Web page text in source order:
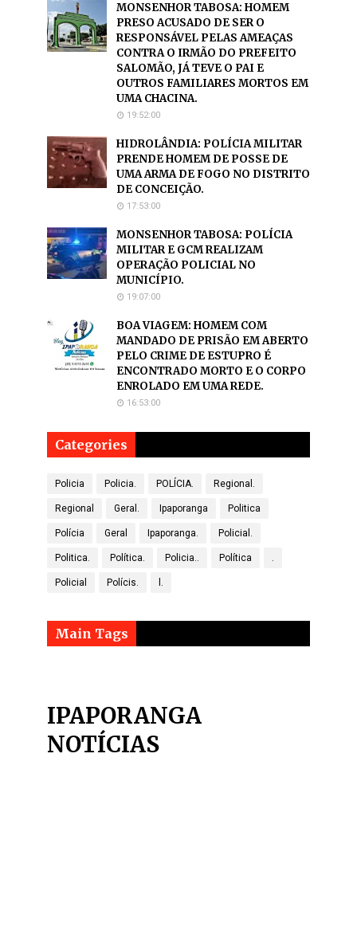
MONSENHOR TABOSA: HOMEM
PRESO ACUSADO DE SER O
RESPONSÁVEL PELAS AMEAÇAS
CONTRA O IRMÃO DO PREFEITO
SALOMÃO, JÁ TEVE O PAI E
OUTROS FAMILIARES MORTOS EM
UMA CHACINA.
19:52:00
HIDROLÂNDIA: POLÍCIA MILITAR
PRENDE HOMEM DE POSSE DE
UMA ARMA DE FOGO NO DISTRITO
DE CONCEIÇÃO.
17:53:00
MONSENHOR TABOSA: POLÍCIA
MILITAR E GCM REALIZAM
OPERAÇÃO POLICIAL NO
MUNICÍPIO.
19:07:00
BOA VIAGEM: HOMEM COM
MANDADO DE PRISÃO EM ABERTO
PELO CRIME DE ESTUPRO É
ENCONTRADO MORTO E O CORPO
ENROLADO EM UMA REDE.
16:53:00
Categories
Policia Policia. POLÍCIA. Regional.
Regional Geral. Ipaporanga Politica
Polícia Geral Ipaporanga. Policial.
Politica. Política. Policia.. Política .
Policial Polícis. l.
Main Tags
IPAPORANGA
NOTÍCIAS